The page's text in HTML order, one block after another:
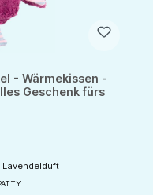
- Wärmekissen -
Geschenk fürs
Lavendelduft